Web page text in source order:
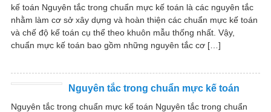
kế toán Nguyên tắc trong chuẩn mực kế toán là các nguyên tắc
nhằm làm cơ sở xây dựng và hoàn thiện các chuẩn mực kế toán
và chế độ kế toán cụ thể theo khuôn mẫu thống nhất. Vậy,
chuẩn mực kế toán bao gồm những nguyên tắc cơ […]
Nguyên tắc trong chuẩn mực kế toán
Nguyên tắc trong chuẩn mực kế toán Nguyên tắc trong chuẩn